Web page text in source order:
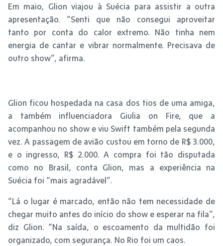
Em maio, Glion viajou à Suécia para assistir a outra
apresentação. “Senti que não consegui aproveitar
tanto por conta do calor extremo. Não tinha nem
energia de cantar e vibrar normalmente. Precisava de
outro show”, afirma.
Glion ficou hospedada na casa dos tios de uma amiga,
a também influenciadora Giulia on Fire, que a
acompanhou no show e viu Swift também pela segunda
vez. A passagem de avião custou em torno de R$ 3.000,
e o ingresso, R$ 2.000. A compra foi tão disputada
como no Brasil, conta Glion, mas a experiência na
Suécia foi “mais agradável”.
“Lá o lugar é marcado, então não tem necessidade de
chegar muito antes do início do show e esperar na fila”,
diz Glion. “Na saída, o escoamento da multidão foi
organizado, com segurança. No Rio foi um caos.